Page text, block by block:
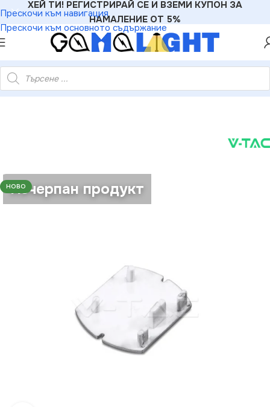
Прескочи към навигация
Прескочи към основното съдържание
ХЕЙ ТИ! РЕГИСТРИРАЙ СЕ И ВЗЕМИ КУПОН ЗА
НАМАЛЕНИЕ ОТ 5%
осветление»V-TAC VT-3657 Капачка за Релса Бяла
НОВО
Изчерпан продукт